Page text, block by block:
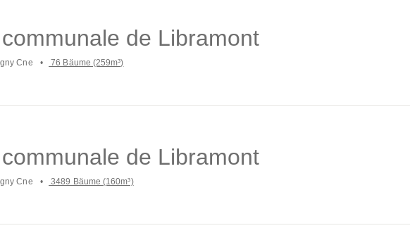
de Libramont
Cne 76 Bäume (259m³)
de Libramont
Cne 3489 Bäume (160m³)